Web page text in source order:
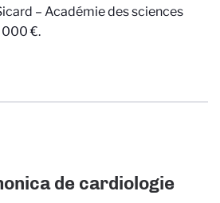
– Académie des sciences
000 €.
de cardiologie